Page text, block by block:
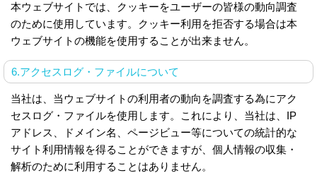
本ウェブサイトでは、クッキーをユーザーの皆様の動向調査
のために使用しています。クッキー利用を拒否する場合は本
ウェブサイトの機能を使用することが出来ません。
6.アクセスログ・ファイルについて
当社は、当ウェブサイトの利用者の動向を調査する為にアク
セスログ・ファイルを使用します。これにより、当社は、IP
アドレス、ドメイン名、ページビュー等についての統計的な
サイト利用情報を得ることができますが、個人情報の収集・
解析のために利用することはありません。